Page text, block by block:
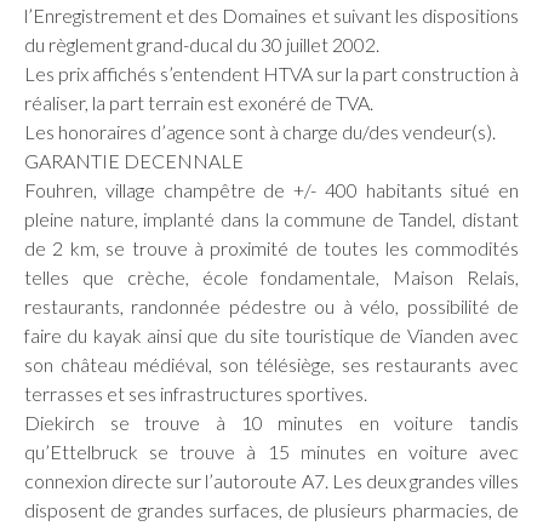
l’Enregistrement et des Domaines et suivant les dispositions
du règlement grand-ducal du 30 juillet 2002.
Les prix affichés s’entendent HTVA sur la part construction à
réaliser, la part terrain est exonéré de TVA.
Les honoraires d’agence sont à charge du/des vendeur(s).
GARANTIE DECENNALE
Fouhren, village champêtre de +/- 400 habitants situé en
pleine nature, implanté dans la commune de Tandel, distant
de 2 km, se trouve à proximité de toutes les commodités
telles que crèche, école fondamentale, Maison Relais,
restaurants, randonnée pédestre ou à vélo, possibilité de
faire du kayak ainsi que du site touristique de Vianden avec
son château médiéval, son télésiège, ses restaurants avec
terrasses et ses infrastructures sportives.
Diekirch se trouve à 10 minutes en voiture tandis
qu’Ettelbruck se trouve à 15 minutes en voiture avec
connexion directe sur l’autoroute A7. Les deux grandes villes
disposent de grandes surfaces, de plusieurs pharmacies, de